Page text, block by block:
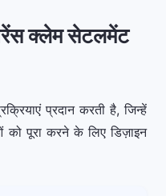
क्लेम सेटलमेंट
प्रदान करती है, जिन्हें
को पूरा करने के लिए डिज़ाइन